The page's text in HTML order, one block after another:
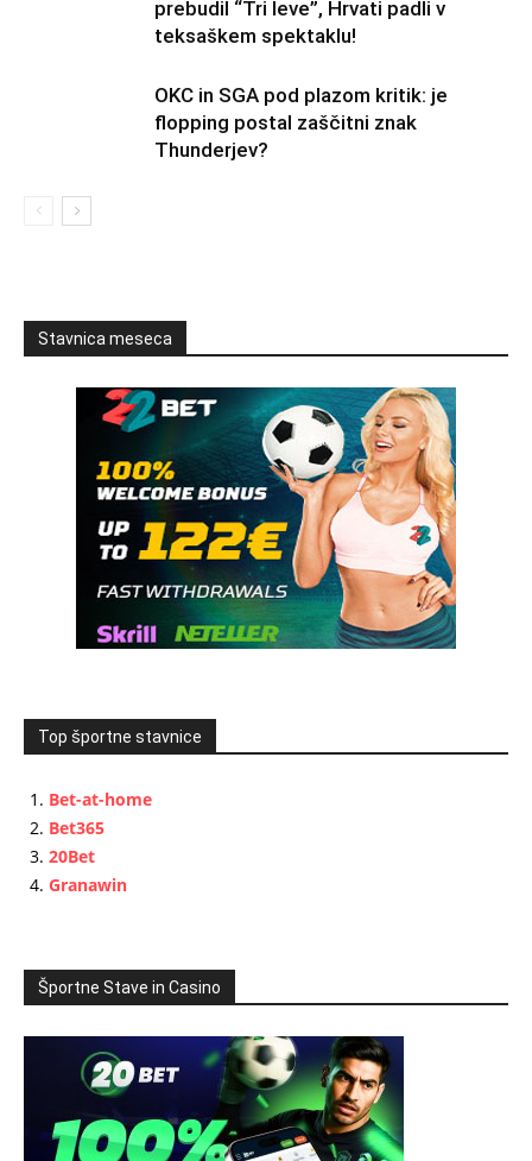
prebudil “Tri leve”, Hrvati padli v
teksaškem spektaklu!
OKC in SGA pod plazom kritik: je
flopping postal zaščitni znak
Thunderjev?
Stavnica meseca
Top športne stavnice
Bet-at-home
Bet365
20Bet
Granawin
Športne Stave in Casino